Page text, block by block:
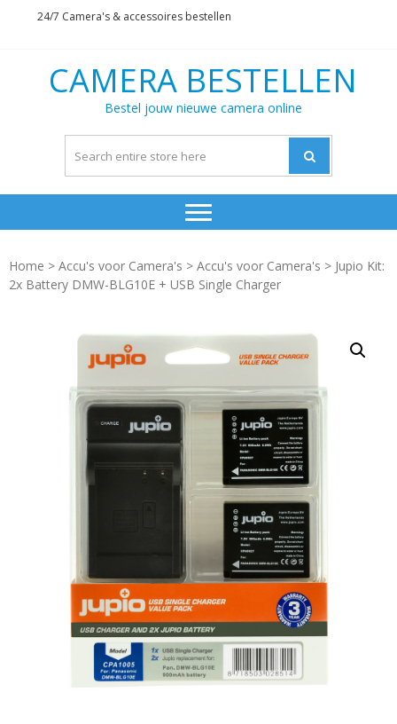
24/7 Camera's & accessoires bestellen
CAMERA BESTELLEN
Bestel jouw nieuwe camera online
Home > Accu's voor Camera's > Accu's voor Camera's > Jupio Kit:
2x Battery DMW-BLG10E + USB Single Charger